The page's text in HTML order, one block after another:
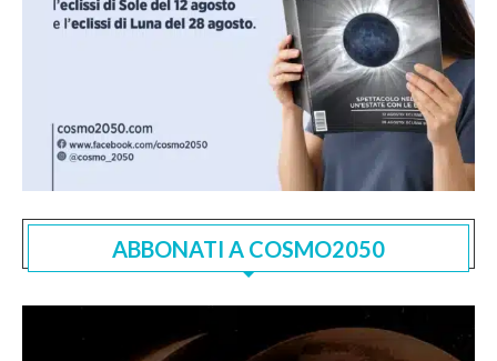
ABBONATI A COSMO2050